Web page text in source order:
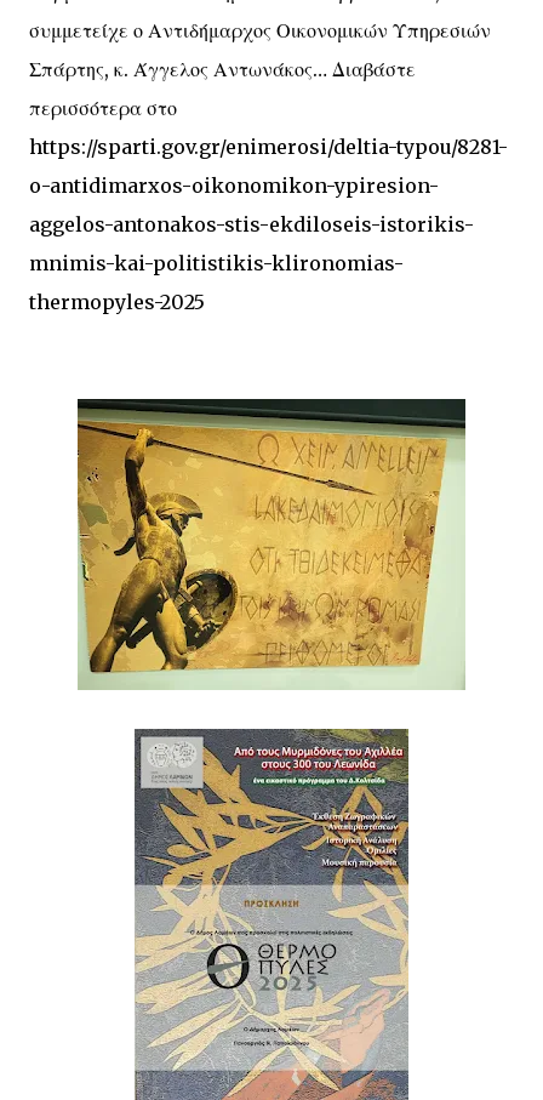
συμμετείχε ο Αντιδήμαρχος Οικονομικών Υπηρεσιών
Σπάρτης, κ. Άγγελος Αντωνάκος… Διαβάστε
περισσότερα στο
https://sparti.gov.gr/enimerosi/deltia-typou/8281-
o-antidimarxos-oikonomikon-ypiresion-
aggelos-antonakos-stis-ekdiloseis-istorikis-
mnimis-kai-politistikis-klironomias-
thermopyles-2025